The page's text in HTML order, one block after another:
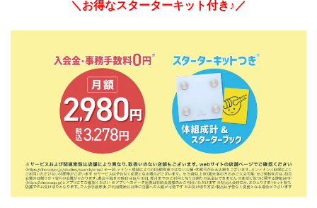
＼お得なスターターキット付き♪／